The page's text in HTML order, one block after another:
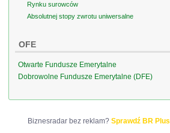
Rynku surowców
Absolutnej stopy zwrotu uniwersalne
OFE
Otwarte Fundusze Emerytalne
Dobrowolne Fundusze Emerytalne (DFE)
Biznesradar bez reklam? Sprawdź BR Plus